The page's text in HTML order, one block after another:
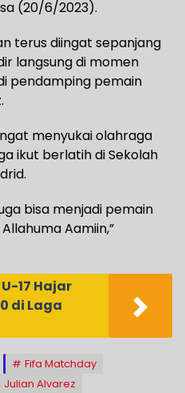
(20/6/2023).
terus diingat sepanjang
langsung di momen
pendamping pemain
menyukai olahraga
ikut berlatih di Sekolah
bisa menjadi pemain
Aamiin,”
17 Hajar
di Laga
Fifa Matchday
Julian Alvarez